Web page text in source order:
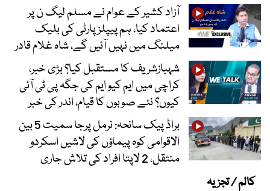
آزاد کشیر کے عوام نے مسلم لیگ ن پر
اعتماد کیا، ہم پیپلز پارٹی کی بلیک
میلنگ میں نہیں آئیں گے، شاہ غلام قادر
شہبازشریف کا مستقبل کیا؟ بڑی خبر،
کراچی میں ایم کیو ایم کی جگہ پی ٹی آئی
کیوں؟ نئے صوبوں کا قیام، اندر کی خبر
براڈ پیک سانحہ: نرمل پرجا سمیت 5 بین
الاقوامی کوہ پیماؤں کی لاشیں اسکردو
منتقل، 2 لاپتا افراد کی تلاش جاری
کالم / تجزیہ